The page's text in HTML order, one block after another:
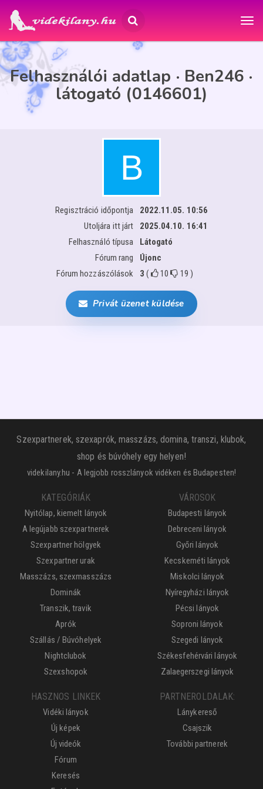
Felhasználói adatlap · Ben246 ·
látogató (0146601)
Regisztráció időpontja
2022.11.05. 10:56
Utoljára itt járt
2025.04.10. 16:41
Felhasználó típusa
Látogató
Fórum rang
Újonc
Fórum hozzászólások
3 ( 10 19 )
Privát üzenet küldése
Szexpartnerek, szexaprók, masszázs, domina, transzi, klubok,
shop és búvóhely egy helyen!
videkilany.hu - A legjobb rosszlányok vidéken és Budapesten!
KATEGÓRIÁK
Nyitólap, kiemelt lányok
A legújabb szexpartnerek
Szexpartner hölgyek
Szexpartner urak
Masszázs, szexmasszázs
Dominák
Transzik, travik
Aprók
Szállás / Búvóhelyek
Nightclubok
Szexshopok
VÁROSOK
Budapesti lányok
Debreceni lányok
Győri lányok
Kecskeméti lányok
Miskolci lányok
Nyíregyházi lányok
Pécsi lányok
Soproni lányok
Szegedi lányok
Székesfehérvári lányok
Zalaegerszegi lányok
HASZNOS LINKEK
Vidéki lányok
Új képek
Új videók
Fórum
Keresés
PARTNEROLDALAK:
Lánykereső
Csajszik
További partnerek